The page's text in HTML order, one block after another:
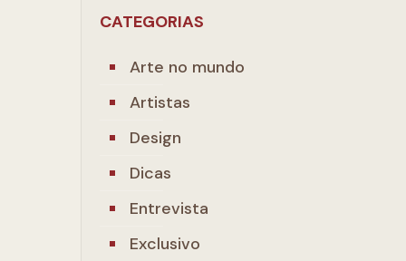
CATEGORIAS
Arte no mundo
Artistas
Design
Dicas
Entrevista
Exclusivo